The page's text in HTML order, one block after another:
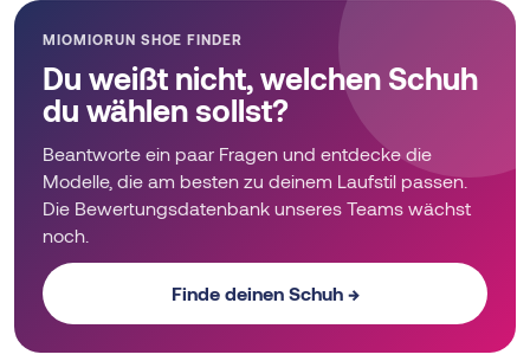
MIOMIORUN SHOE FINDER
Du weißt nicht, welchen Schuh
du wählen sollst?
Beantworte ein paar Fragen und entdecke die
Modelle, die am besten zu deinem Laufstil passen.
Die Bewertungsdatenbank unseres Teams wächst
noch.
Finde deinen Schuh →